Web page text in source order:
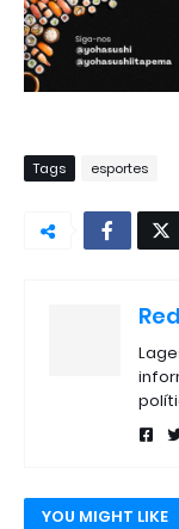
Tags esportes
YOU MIGHT LIKE